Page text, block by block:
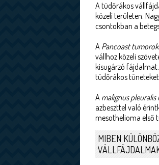
A tüdőrákos
közeli területen.
csontokban a
A Pancoast tumorok
vállhoz közeli
kisugárzó
tüdőrákos
A malignus
azbeszttel való
mesothelioma első
MIBEN